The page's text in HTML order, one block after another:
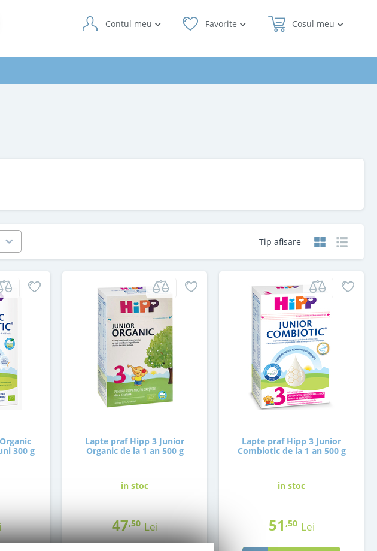
Cosul meu
Favorite
Contul meu
Tip afisare
300 g
Lapte praf Hipp 3 Junior
Organic de la 1 an 500 g
in stoc
47,50 Lei
Lapte praf Hipp 3 Junior
Combiotic de la 1 an 500 g
in stoc
51 ,50 Lei